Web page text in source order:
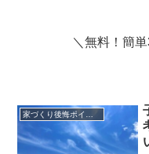
＼無料！簡
家づくり後悔ポイント